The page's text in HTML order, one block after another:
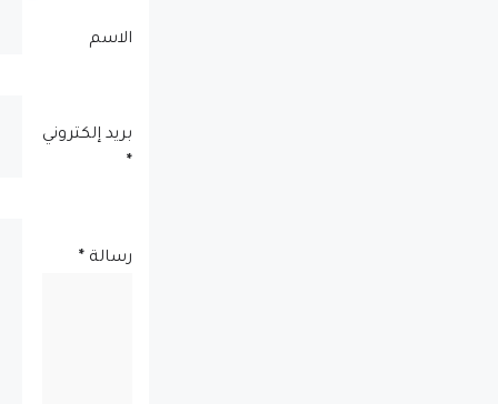
الاسم
بريد إلكتروني
*
رسالة *